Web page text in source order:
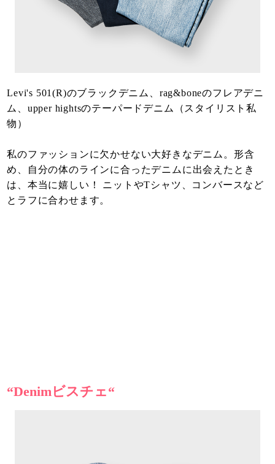
Levi's 501(R)のブラックデニム、rag&boneのフレアデニ
ム、upper hightsのテーパードデニム（スタイリスト私
物）
私のファッションに欠かせない大好きなデニム。形含
め、自分の体のラインに合ったデニムに出会えたとき
は、本当に嬉しい！ ニットやTシャツ、コンバースなど
とラフに合わせます。
“Denimビスチェ“